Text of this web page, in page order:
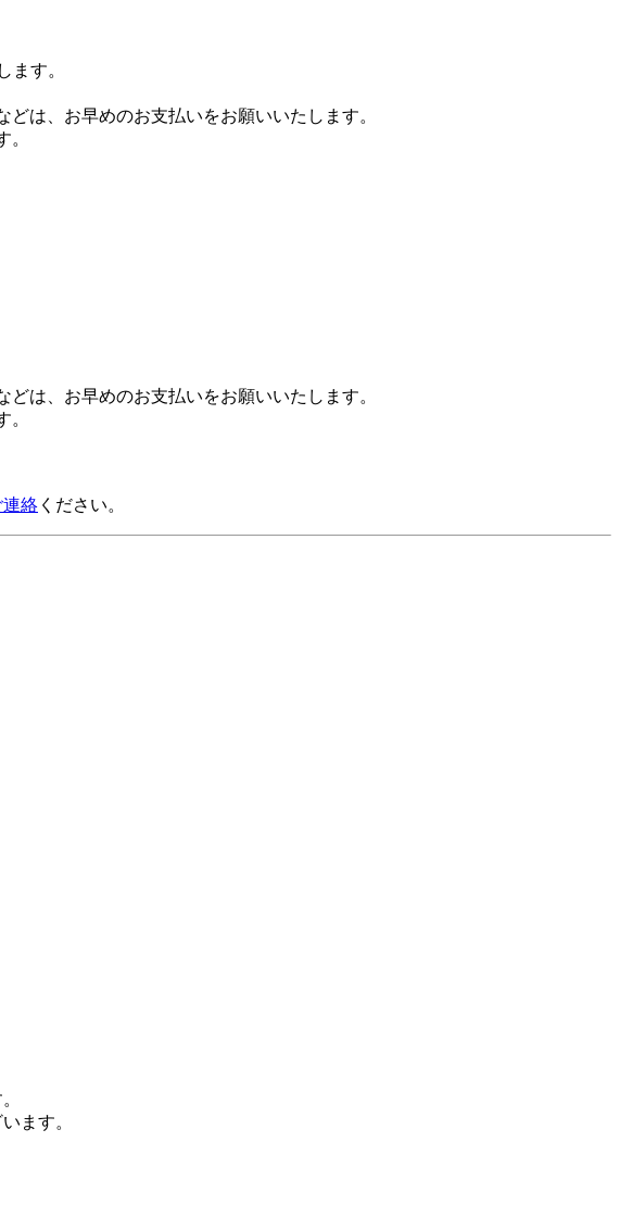
ます。
は、お早めのお支払いをお願いいたします。
は、お早めのお支払いをお願いいたします。
絡 ください。
ます。